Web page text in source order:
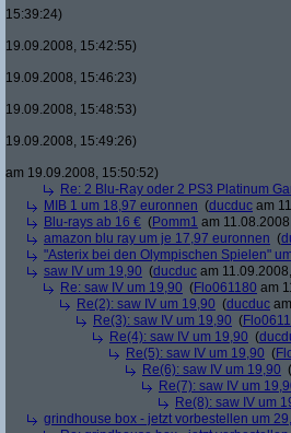
15:39:24)
19.09.2008, 15:42:55)
19.09.2008, 15:46:23)
19.09.2008, 15:48:53)
19.09.2008, 15:49:26)
am 19.09.2008, 15:50:52)
Re: 2 Blu-Ray oder 2 PS3 Platinum
MIB 1 um 18,97 euronnen (ducduc am
Blu-rays ab 16 € (Pomm1 am
amazon blu ray um je 17,97 euronnen (
"Asterix bei den Olympischen Spielen"
saw IV um 19,90 (ducduc am
Re: saw IV um 19,90 (Flo061180 am
Re(2): saw IV um 19,90 (ducduc
Re(3): saw IV um 19,90 (
Re(4): saw IV um 19,90 (
Re(5): saw IV um 19,90 (
Re(6): saw IV um 19,90 (
Re(7): saw IV um
Re(8): saw IV um
grindhouse box - jetzt vorbestellen um